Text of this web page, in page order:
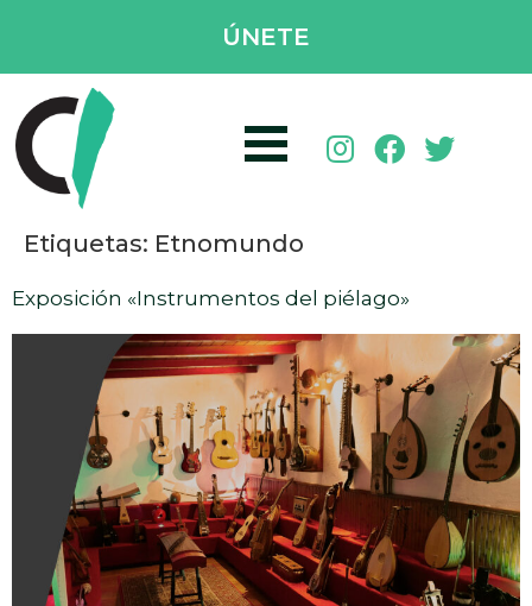
ÚNETE
Etiquetas: Etnomundo
Exposición «Instrumentos del piélago»